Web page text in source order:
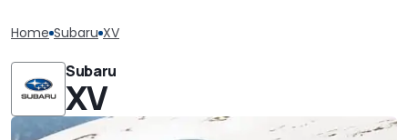
Home Subaru XV
Subaru
XV